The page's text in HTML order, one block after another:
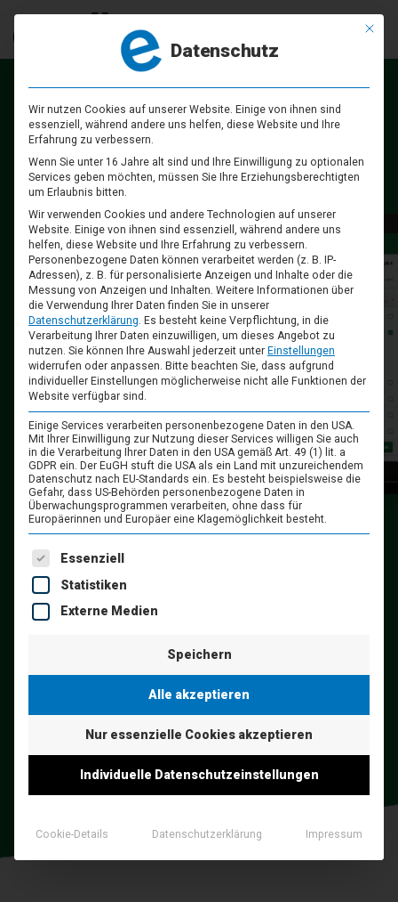
Einladend.
Zuverlässig.Clever.
Beliefern Sie regelmäßig Firmen und
Einrichtungen mit Ihren Gerichten oder
betreiben Sie eine Kantine? Dann ist
aselloOLAF die passende Bestellplattform
EXPERTENGESPRÄCH
VEREINBAREN
Mit
Datenschutz
Wir nutzen Cookies auf unserer Website. Einige von ihnen sind
essenziell, während andere uns helfen, diese Website und Ihre
Erfahrung zu verbessern.
Wenn Sie unter 16 Jahre alt sind und Ihre Einwilligung zu optionalen
Services geben möchten, müssen Sie Ihre Erziehungsberechtigten
um Erlaubnis bitten.
Wir verwenden Cookies und andere Technologien auf unserer
Website. Einige von ihnen sind essenziell, während andere uns
helfen, diese Website und Ihre Erfahrung zu verbessern.
Personenbezogene Daten können verarbeitet werden (z. B. IP-
Adressen), z. B. für personalisierte Anzeigen und Inhalte oder die
Messung von Anzeigen und Inhalten. Weitere Informationen über
die Verwendung Ihrer Daten finden Sie in unserer
Datenschutzerklärung. Es besteht keine Verpflichtung, in die
Verarbeitung Ihrer Daten einzuwilligen, um dieses Angebot zu
nutzen. Sie können Ihre Auswahl jederzeit unter Einstellungen
widerrufen oder anpassen. Bitte beachten Sie, dass aufgrund
individueller Einstellungen möglicherweise nicht alle Funktionen der
Website verfügbar sind.
Einige Services verarbeiten personenbezogene Daten in den USA.
Mit Ihrer Einwilligung zur Nutzung dieser Services willigen Sie auch
in die Verarbeitung Ihrer Daten in den USA gemäß Art. 49 (1) lit. a
GDPR ein. Der EuGH stuft die USA als ein Land mit unzureichendem
Datenschutz nach EU-Standards ein. Es besteht beispielsweise die
Gefahr, dass US-Behörden personenbezogene Daten in
Überwachungsprogrammen verarbeiten, ohne dass für
Europäerinnen und Europäer eine Klagemöglichkeit besteht.
Es folgt eine Liste der Service-Gruppen, für die eine
Essenziell
Statistiken
Externe Medien
Speichern
Alle akzeptieren
Nur essenzielle Cookies akzeptieren
Individuelle Datenschutzeinstellungen
Cookie-Details Datenschutzerklärung Impressum